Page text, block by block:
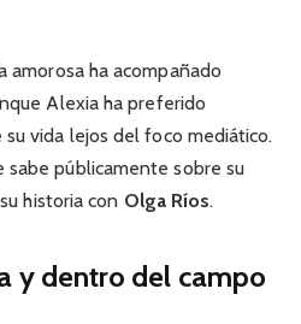
amorosa ha acompañado
Alexia ha preferido
vida lejos del foco mediático.
sabe públicamente sobre su
historia con Olga Ríos.
y dentro del campo